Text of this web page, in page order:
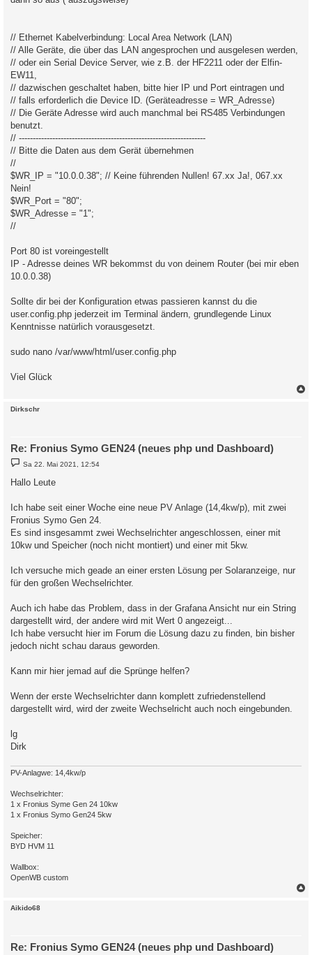
// Ethernet Kabelverbindung: Local Area Network (LAN)
// Alle Geräte, die über das LAN angesprochen und ausgelesen werden,
// oder ein Serial Device Server, wie z.B. der HF2211 oder der Elfin-
EW11,
// dazwischen geschaltet haben, bitte hier IP und Port eintragen und
// falls erforderlich die Device ID. (Geräteadresse = WR_Adresse)
// Die Geräte Adresse wird auch manchmal bei RS485 Verbindungen
benutzt.
// -------------------------------------------------------------------
// Bitte die Daten aus dem Gerät übernehmen
//
$WR_IP = "10.0.0.38"; // Keine führenden Nullen! 67.xx Ja!, 067.xx
Nein!
$WR_Port = "80";
$WR_Adresse = "1";
//
Port 80 ist voreingestellt
IP - Adresse deines WR bekommst du von deinem Router (bei mir eben
10.0.0.38)
Sollte dir bei der Konfiguration etwas passieren kannst du die
user.config.php jederzeit im Terminal ändern, grundlegende Linux
Kenntnisse natürlich vorausgesetzt.
sudo nano /var/www/html/user.config.php
Viel Glück
Dirkschr
Re: Fronius Symo GEN24 (neues php und Dashboard)
B
e
i
t
g
Sa 22. Mai 2021, 12:54
Hallo Leute
Ich habe seit einer Woche eine neue PV Anlage (14,4kw/p), mit zwei
Fronius Symo Gen 24.
Es sind insgesammt zwei Wechselrichter angeschlossen, einer mit
10kw und Speicher (noch nicht montiert) und einer mit 5kw.
Ich versuche mich geade an einer ersten Lösung per Solaranzeige, nur
für den großen Wechselrichter.
Auch ich habe das Problem, dass in der Grafana Ansicht nur ein String
dargestellt wird, der andere wird mit Wert 0 angezeigt...
Ich habe versucht hier im Forum die Lösung dazu zu finden, bin bisher
jedoch nicht schau daraus geworden.
Kann mir hier jemad auf die Sprünge helfen?
Wenn der erste Wechselrichter dann komplett zufriedenstellend
dargestellt wird, wird der zweite Wechselricht auch noch eingebunden.
lg
Dirk
PV-Anlagwe: 14,4kw/p
Wechselrichter:
1 x Fronius Syme Gen 24 10kw
1 x Fronius Symo Gen24 5kw
Speicher:
BYD HVM 11
Wallbox:
OpenWB custom
Aikido68
Re: Fronius Symo GEN24 (neues php und Dashboard)